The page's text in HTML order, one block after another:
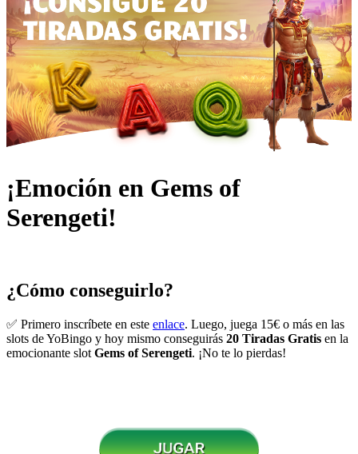
¡Emoción en Gems of
Serengeti!
¿Cómo conseguirlo?
✅ Primero inscríbete en este enlace. Luego, juega 15€ o más en las
slots de YoBingo y hoy mismo conseguirás 20 Tiradas Gratis en la
emocionante slot Gems of Serengeti. ¡No te lo pierdas!